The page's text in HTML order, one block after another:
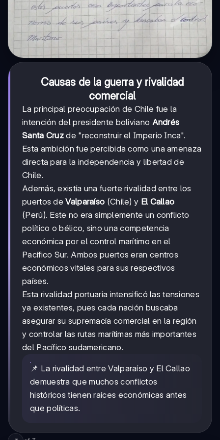
Causas de la guerra y rivalidad
comercial
La principal preocupación de Chile fue la
intención del presidente boliviano Andrés
Santa Cruz de "reconstruir el Imperio Inca".
Esta ambición fue percibida como una amenaza
directa para la independencia y libertad de
Chile.
Además, existía una fuerte rivalidad entre los
puertos deValparaíso (Chile) y El Callao
(Perú). Este no era simplemente un conflicto
político o bélico, sino una competencia
económica por el control marítimo en el
Pacífico Sur. Ambos puertos eran centros
económicos vitales para sus respectivos
países.
Esta rivalidad portuaria intensificó las tensiones
ya existentes, pues cada nación buscaba
asegurar su supremacía comercial en la región
y controlar las rutas marítimas más importantes
del Pacífico sudamericano.
📌 La rivalidad entre Valparaíso y El Callao
demuestra que muchos conflictos
históricos tienen raíces económicas antes
que políticas.